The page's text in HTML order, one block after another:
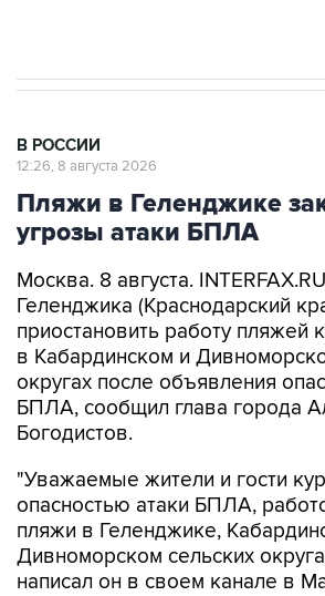
В РОССИИ
12:26, 8 августа 2026
Пляжи в Геленджике
угрозы атаки БПЛА
Москва. 8 августа.
Геленджика (Краснодарский
приостановить работу пляжей
в Кабардинском и
округах после объявления
БПЛА, сообщил глава города
Богодистов.
"Уважаемые жители и гости
опасностью атаки БПЛА,
пляжи в Геленджике,
Дивноморском сельских
написал он в своем канале в